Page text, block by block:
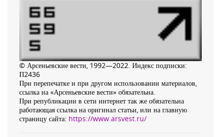
© Арсеньевские вести, 1992—2022. Индекс подписки:
П2436
При перепечатке и при другом использовании материалов,
ссылка на «Арсеньевские вести» обязательна.
При републикации в сети интернет так же обязательна
работающая ссылка на оригинал статьи, или на главную
страницу сайта: https://www.arsvest.ru/